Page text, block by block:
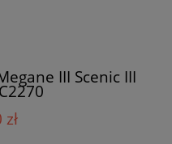
III Scenic III